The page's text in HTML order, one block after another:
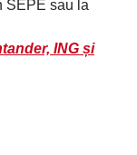
SEPE sau la
ING și